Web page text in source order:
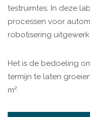
testruimtes. In deze
processen voor
robotisering
Het is de bedoeling
termijn te laten
m².